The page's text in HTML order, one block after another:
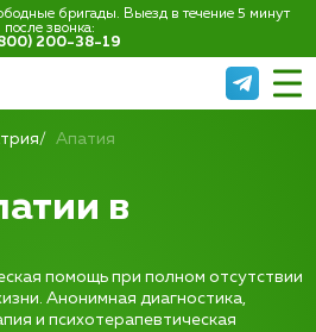
бригады. Выезд в течение 5 минут
после звонка:
200-38-19
Апатия
в
помощь при полном отсутствии
Анонимная диагностика,
и психотерапевтическая